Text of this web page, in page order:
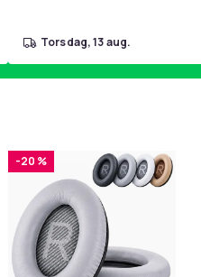
torsdag, 13 aug.
-20 %